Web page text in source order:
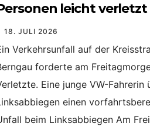
leicht verletzt
18. JULI 2026
Verkehrsunfall auf der
forderte am
Eine junge VW-Fahrerin
einen
beim Linksabbiegen Am